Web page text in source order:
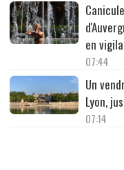
en
07:44
Un
Lyon,
07:14